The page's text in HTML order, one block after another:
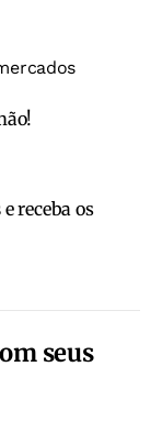
e receba os
seus